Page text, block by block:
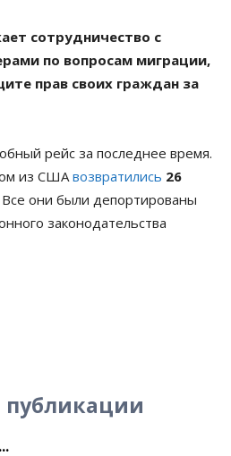
сотрудничество с
по вопросам миграции,
прав своих граждан за
рейс за последнее время.
из США возвратились 26
Все они были депортированы
законодательства